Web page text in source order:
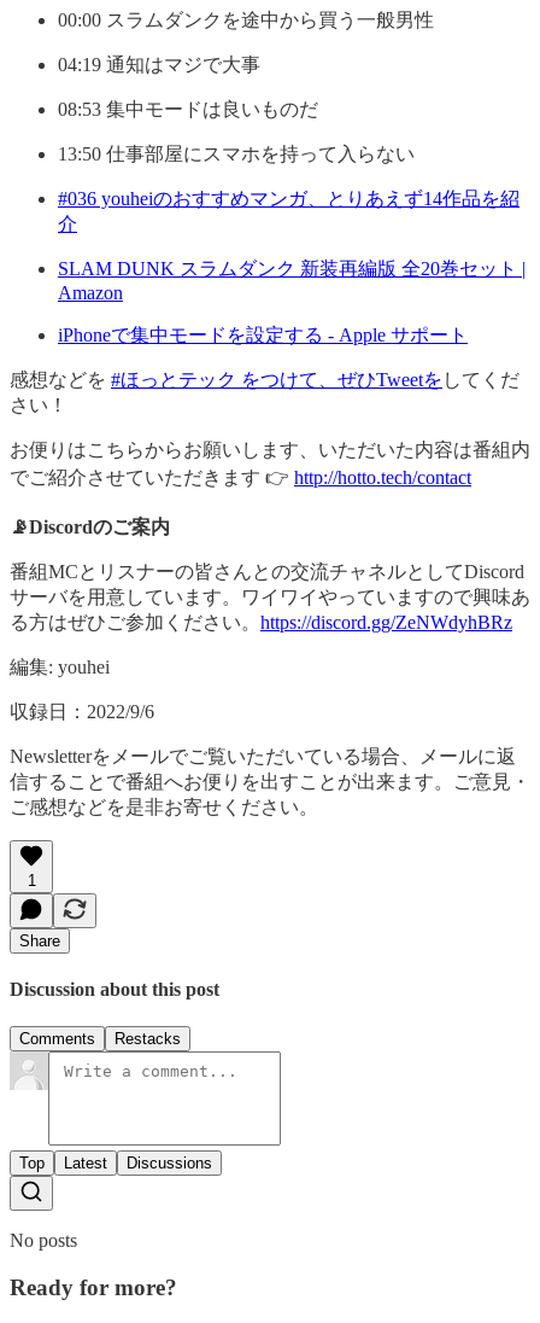
00:00 スラムダンクを途中から買う一般男性
04:19 通知はマジで大事
08:53 集中モードは良いものだ
13:50 仕事部屋にスマホを持って入らない
#036 youheiのおすすめマンガ、とりあえず14作品を紹
介
SLAM DUNK スラムダンク 新装再編版 全20巻セット |
Amazon
iPhoneで集中モードを設定する - Apple サポート
感想などを #ほっとテック をつけて、ぜひTweetを してくだ
さい！
お便りはこちらからお願いします、いただいた内容は番組内
でご紹介させていただきます 👉 http://hotto.tech/contact
📡Discordのご案内
番組MCとリスナーの皆さんとの交流チャネルとしてDiscord
サーバを用意しています。ワイワイやっていますので興味あ
る方はぜひご参加ください。 https://discord.gg/ZeNWdyhBRz
編集: youhei
収録日：2022/9/6
Newsletterをメールでご覧いただいている場合、メールに返
信することで番組へお便りを出すことが出来ます。ご意見・
ご感想などを是非お寄せください。
1
Share
Discussion about this post
Comments Restacks
Top Latest Discussions
No posts
Ready for more?